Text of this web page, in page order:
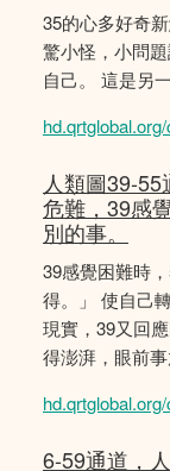
35的心多好奇
驚小怪，小問
自己。 這是另
人類圖39-
危難，39感
別的事。
39感覺困難時
得。」 使自己
現實，39又回
得澎湃，眼前事
6-59通道，